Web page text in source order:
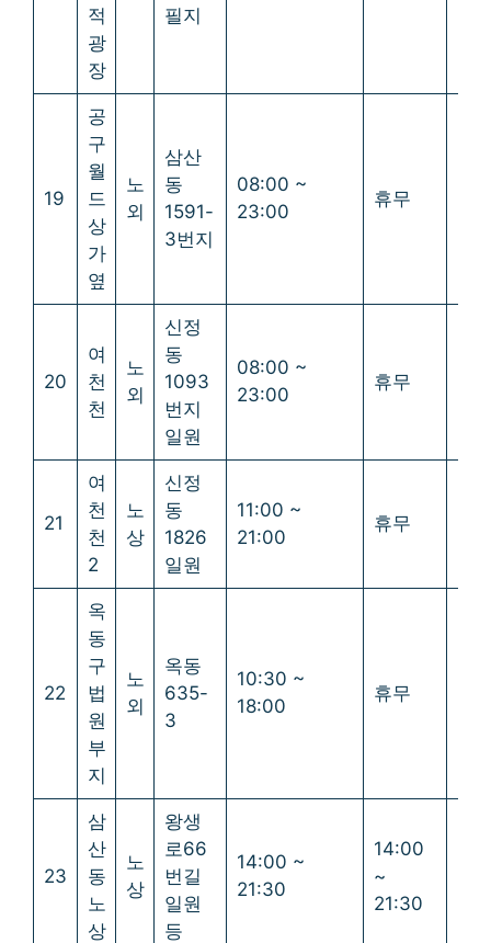
적
광
장
필지
19
공
구
월
드
상
가
옆
노
외
삼산
동
1591-
3번지
08:00 ~
23:00
휴무
20
여
천
천
노
외
신정
동
1093
번지
일원
08:00 ~
23:00
휴무
21
여
천
천
2
노
상
신정
동
1826
일원
11:00 ~
21:00
휴무
22
옥
동
구
법
원
부
지
노
외
옥동
635-
3
10:30 ~
18:00
휴무
23
삼
산
동
노
상
노
상
왕생
로66
번길
일원
등
14:00 ~
21:30
14:00
~
21:30